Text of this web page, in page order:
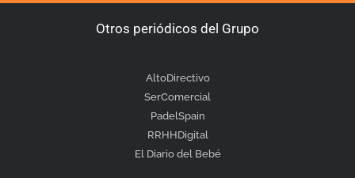
Otros periódicos del Grupo
AltoDirectivo
SerComercial
PadelSpain
RRHHDigital
El Diario del Bebé